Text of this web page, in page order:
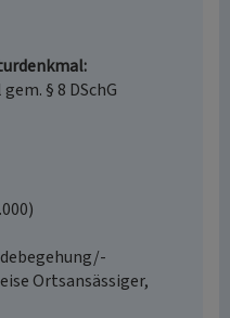
§ 8 DSchG
Ortsansässiger,